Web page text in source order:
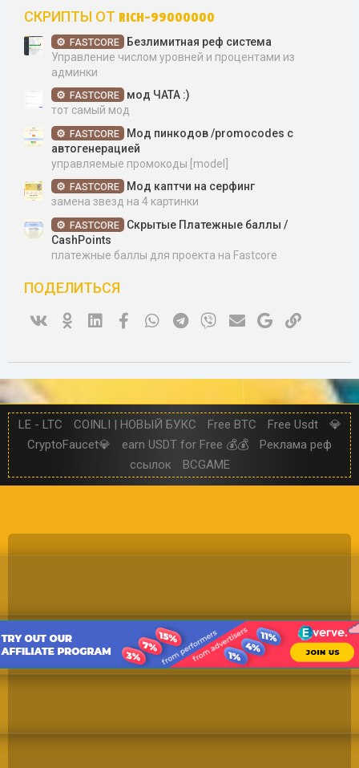
СКРИПТЫ ОТ RICH-99000000
FASTCORE
Безлимитная реф система
Управление числом уровней и процентами из
админки
FASTCORE
мод ЧАТА :)
тот самый мод
FASTCORE
Мод пинкодов /promocodes c
автогенерацией
управляемые промокоды [model]
FASTCORE
Мод каптчи на серфинг
замена звезд на 4 картинки
FASTCORE
Скрытые Платежные баллы /
CashPoints
платежные баллы для проекта на Fastcore
ПОДЕЛИТЬСЯ
Ok Linked InFacebookWhatsAppTelegram
Viber Электронная почта
Google
LE - LTC COINLI | НОВЫЙ БУКС Free BTC Free Usdt
💎
CryptoFaucet💎
earn USDT for Free 💰💰
Реклама реф
ссылок
BCGAME